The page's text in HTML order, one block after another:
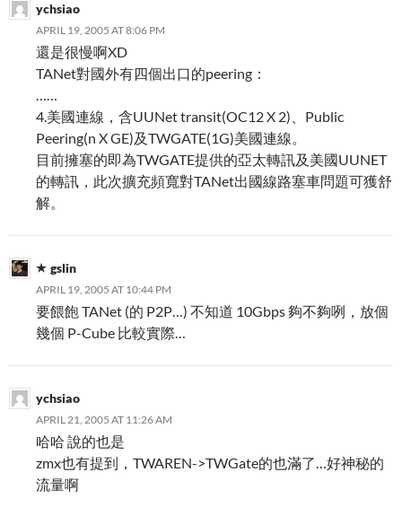
ychsiao
APRIL 19, 2005 AT 8:06 PM
還是很慢啊XD
TANet對國外有四個出口的peering：
……
4.美國連線，含UUNet transit(OC12 X 2)、Public
Peering(n X GE)及TWGATE(1G)美國連線。
目前擁塞的即為TWGATE提供的亞太轉訊及美國UUNET
的轉訊，此次擴充頻寬對TANet出國線路塞車問題可獲舒
解。
gslin
APRIL 19, 2005 AT 10:44 PM
要餵飽 TANet (的 P2P…) 不知道 10Gbps 夠不夠咧，放個
幾個 P-Cube 比較實際…
ychsiao
APRIL 21, 2005 AT 11:26 AM
哈哈 說的也是
zmx也有提到，TWAREN->TWGate的也滿了…好神秘的
流量啊